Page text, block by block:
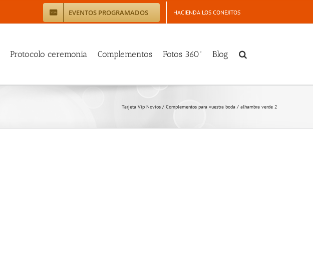
EVENTOS PROGRAMADOS HACIENDA LOS CONEJITOS
Protocolo ceremonia Complementos Fotos 360º Blog
Tarjeta Vip Novios / Complementos para vuestra boda / alhambra verde 2